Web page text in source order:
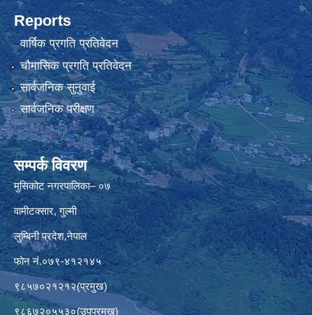
Reports
वार्षिक प्रगति प्रतिवेदन
चौमासिक प्रगति प्रतिवेदन
सार्वजनिक सुनुवाई
सार्वजनिक परीक्षण
सम्पर्क विवरण
मुसिकोट नगरपालिका– ०७
वामीटक्सार, गुल्मी
लुम्बिनी प्रदेश,नेपाल
फोन नं.०७९-४१२१४५
९८५७०२१२१२(प्रमुख)
९८६७२०५५३०(उपप्रमुख)